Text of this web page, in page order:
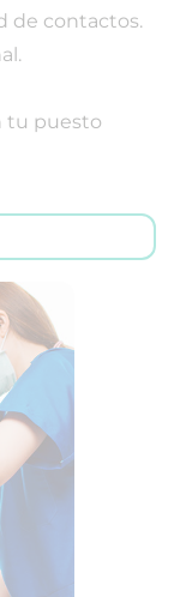
de contactos.
tu puesto